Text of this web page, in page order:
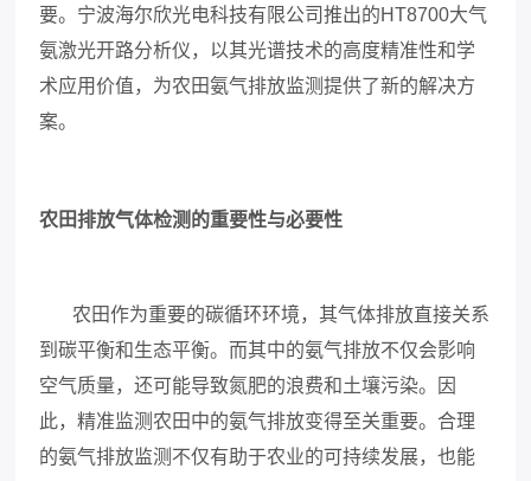
要。宁波海尔欣光电科技有限公司推出的HT8700大气
氨激光开路分析仪，以其光谱技术的高度精准性和学
术应用价值，为农田氨气排放监测提供了新的解决方
案。
农田排放气体检测的重要性与必要性
农田作为重要的碳循环环境，其气体排放直接关系
到碳平衡和生态平衡。而其中的氨气排放不仅会影响
空气质量，还可能导致氮肥的浪费和土壤污染。因
此，精准监测农田中的氨气排放变得至关重要。合理
的氨气排放监测不仅有助于农业的可持续发展，也能